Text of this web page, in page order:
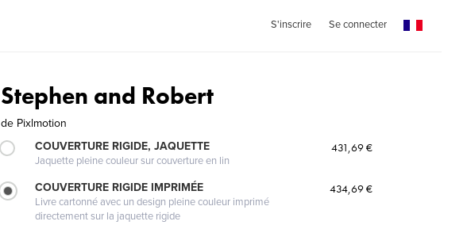
S'inscrire Se connecter
Stephen and Robert
de Pixlmotion
COUVERTURE RIGIDE, JAQUETTE
Jaquette pleine couleur sur couverture en lin
431,69 €
COUVERTURE RIGIDE IMPRIMÉE
Livre cartonné avec un design pleine couleur imprimé
directement sur la jaquette rigide
434,69 €